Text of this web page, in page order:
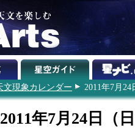
文現象カレンダー 2011年7月24
2011年7月24日（